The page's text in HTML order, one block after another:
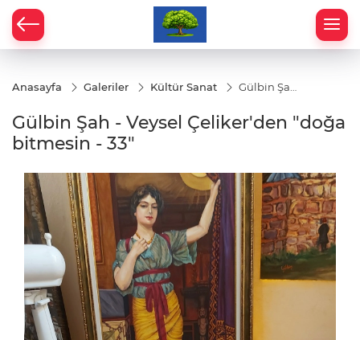
Anasayfa Galeriler Kültür Sanat
Gülbin Şah
Çeliker'den
"doğa
Gülbin Şah - Veysel Çeliker'den "doğa
bitmesin - 33"